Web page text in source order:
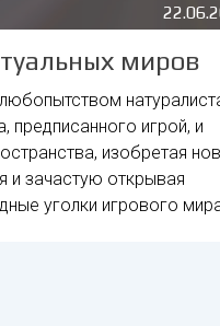
миров
предписанного игрой, и
изобретая
и зачастую открывая
уголки игрового